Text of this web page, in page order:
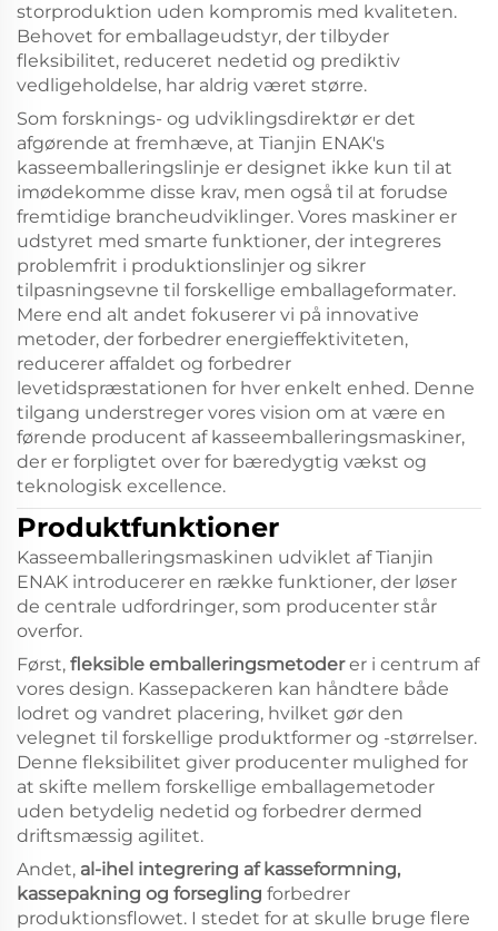
storproduktion uden kompromis med kvaliteten.
Behovet for emballageudstyr, der tilbyder
fleksibilitet, reduceret nedetid og prediktiv
vedligeholdelse, har aldrig været større.
Som forsknings- og udviklingsdirektør er det
afgørende at fremhæve, at Tianjin ENAK's
kasseemballeringslinje er designet ikke kun til at
imødekomme disse krav, men også til at forudse
fremtidige brancheudviklinger. Vores maskiner er
udstyret med smarte funktioner, der integreres
problemfrit i produktionslinjer og sikrer
tilpasningsevne til forskellige emballageformater.
Mere end alt andet fokuserer vi på innovative
metoder, der forbedrer energieffektiviteten,
reducerer affaldet og forbedrer
levetidspræstationen for hver enkelt enhed. Denne
tilgang understreger vores vision om at være en
førende producent af kasseemballeringsmaskiner,
der er forpligtet over for bæredygtig vækst og
teknologisk excellence.
Produktfunktioner
Kasseemballeringsmaskinen udviklet af Tianjin
ENAK introducerer en række funktioner, der løser
de centrale udfordringer, som producenter står
overfor.
Først, fleksible emballeringsmetoderer i centrum af
vores design. Kassepackeren kan håndtere både
lodret og vandret placering, hvilket gør den
velegnet til forskellige produktformer og -størrelser.
Denne fleksibilitet giver producenter mulighed for
at skifte mellem forskellige emballagemetoder
uden betydelig nedetid og forbedrer dermed
driftsmæssig agilitet.
Andet, al-ihel integrering af kasseformning,
kassepakning og forsegling forbedrer
produktionsflowet. I stedet for at skulle bruge flere